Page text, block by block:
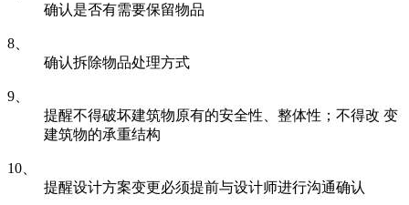
确认是否有需要保留物品
8、
确认拆除物品处理方式
9、
提醒不得破坏建筑物原有的安全性、整体性；不得改 变
建筑物的承重结构
10、
提醒设计方案变更必须提前与设计师进行沟通确认